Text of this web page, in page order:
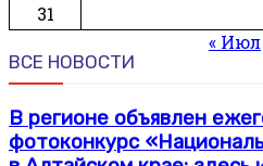
31
« Июл
ВСЕ НОВОСТИ
В регионе объявлен
фотоконкурс